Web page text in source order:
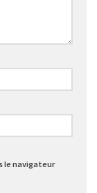
le navigateur